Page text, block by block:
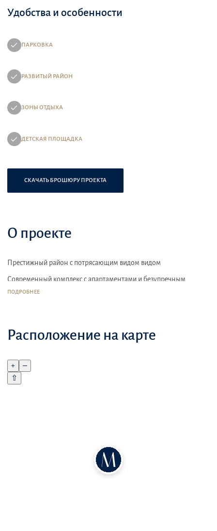
Удобства и особенности
ПАРКОВКА
РАЗВИТЫЙ РАЙОН
ЗОНЫ ОТДЫХА
ДЕТСКАЯ ПЛОЩАДКА
СКАЧАТЬ БРОШЮРУ ПРОЕКТА
О проекте
Престижный район с потрясающим видом видом
Современный комплекс с апартаментами и безупречным
сервисом
ПОДРОБНЕЕ
Расположение на карте
+
–
⇧